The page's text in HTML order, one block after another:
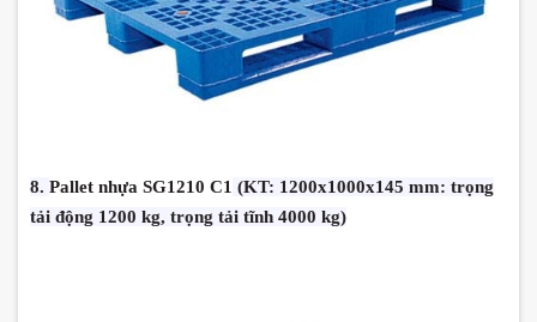
8. Pallet nhựa SG1210 C1 (KT: 1200x1000x145 mm: trọng
tải động 1200 kg, trọng tải tĩnh 4000 kg)